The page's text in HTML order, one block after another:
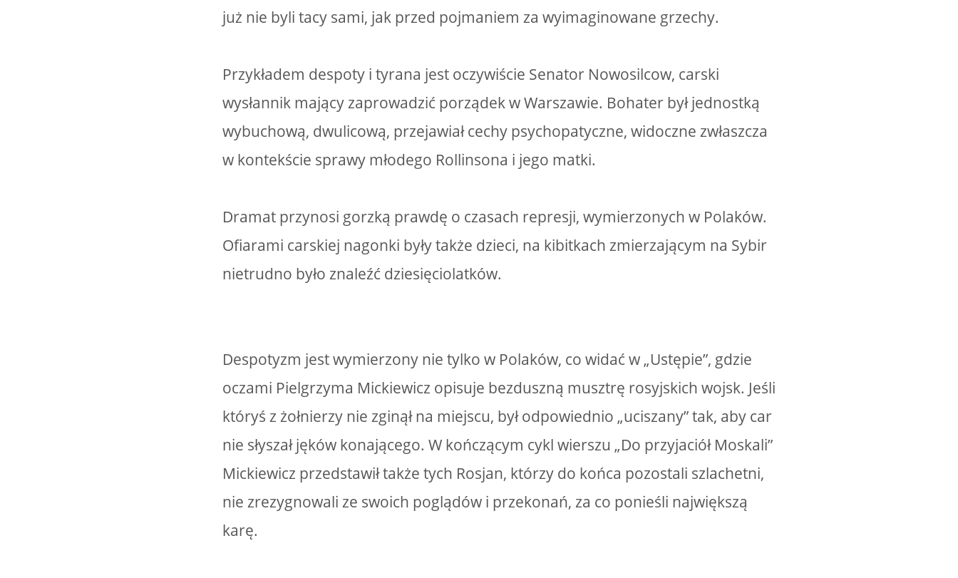
już nie byli tacy sami, jak przed pojmaniem za wyimaginowane grzechy.
Przykładem despoty i tyrana jest oczywiście Senator Nowosilcow, carski
wysłannik mający zaprowadzić porządek w Warszawie. Bohater był jednostką
wybuchową, dwulicową, przejawiał cechy psychopatyczne, widoczne zwłaszcza
w kontekście sprawy młodego Rollinsona i jego matki.
Dramat przynosi gorzką prawdę o czasach represji, wymierzonych w Polaków.
Ofiarami carskiej nagonki były także dzieci, na kibitkach zmierzającym na Sybir
nietrudno było znaleźć dziesięciolatków.
Despotyzm jest wymierzony nie tylko w Polaków, co widać w „Ustępie”, gdzie
oczami Pielgrzyma Mickiewicz opisuje bezduszną musztrę rosyjskich wojsk. Jeśli
któryś z żołnierzy nie zginął na miejscu, był odpowiednio „uciszany” tak, aby car
nie słyszał jęków konającego. W kończącym cykl wierszu „Do przyjaciół Moskali”
Mickiewicz przedstawił także tych Rosjan, którzy do końca pozostali szlachetni,
nie zrezygnowali ze swoich poglądów i przekonań, za co ponieśli największą
karę.